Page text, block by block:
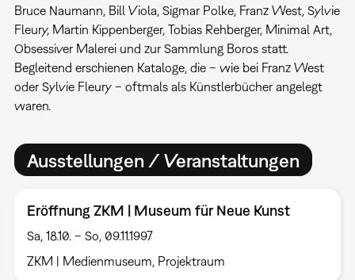
Bruce Naumann, Bill Viola, Sigmar Polke, Franz West, Sylvie
Fleury, Martin Kippenberger, Tobias Rehberger, Minimal Art,
Obsessiver Malerei und zur Sammlung Boros statt.
Begleitend erschienen Kataloge, die – wie bei Franz West
oder Sylvie Fleury – oftmals als Künstlerbücher angelegt
waren.
Ausstellungen / Veranstaltungen
Eröffnung ZKM | Museum für Neue Kunst
Sa, 18.10. – So, 09.11.1997
ZKM | Medienmuseum, Projektraum